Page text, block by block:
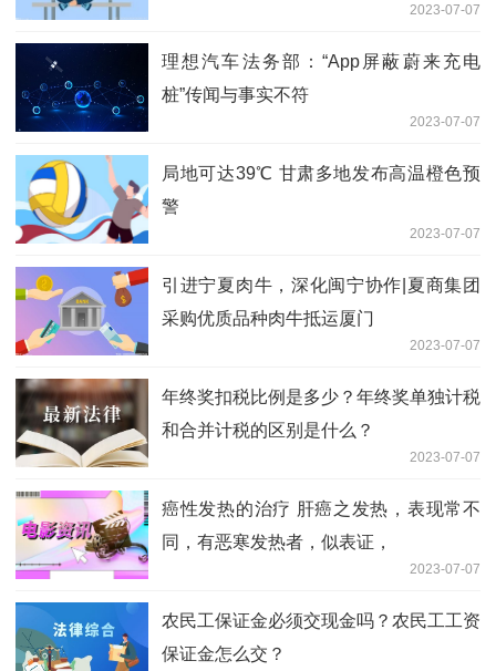
2023-07-07
理想汽车法务部：“App屏蔽蔚来充电
桩”传闻与事实不符
2023-07-07
局地可达39℃ 甘肃多地发布高温橙色预
警
2023-07-07
引进宁夏肉牛，深化闽宁协作|夏商集团
采购优质品种肉牛抵运厦门
2023-07-07
年终奖扣税比例是多少？年终奖单独计税
和合并计税的区别是什么？
2023-07-07
癌性发热的治疗 肝癌之发热，表现常不
同，有恶寒发热者，似表证，
2023-07-07
农民工保证金必须交现金吗？农民工工资
保证金怎么交？